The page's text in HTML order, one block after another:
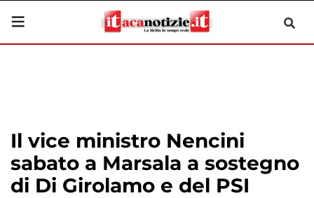
Il vice ministro Nencini
sabato a Marsala a sostegno
di Di Girolamo e del PSI